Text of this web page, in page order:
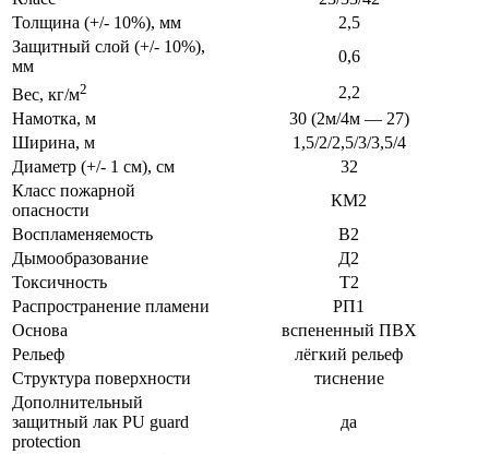
Толщина (+/- 10%), мм
2,5
Защитный слой (+/- 10%),
мм
0,6
Вес, кг/м2
2,2
Намотка, м
30 (2м/4м — 27)
Ширина, м
1,5/2/2,5/3/3,5/4
Диаметр (+/- 1 см), см
32
Класс пожарной
опасности
КМ2
Воспламеняемость
В2
Дымообразование
Д2
Токсичность
Т2
Распространение пламени
РП1
Основа
вспененный ПВХ
Рельеф
лёгкий рельеф
Структура поверхности
тиснение
Дополнительный
защитный лак PU guard
protection
да